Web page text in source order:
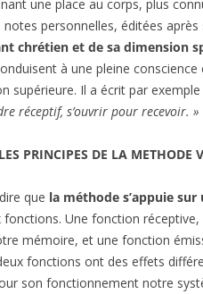
une place au corps, plus
notes personnelles, éditées
chrétien et de sa dimension
à une pleine
supérieure. Il a écrit par exemple
réceptif, s’ouvrir pour recevoir. »
PRINCIPES DE LA METHODE
que la méthode s’appuie
Une fonction réceptive,
mémoire, et une fonction
fonctions ont des effets
son fonctionnement notre